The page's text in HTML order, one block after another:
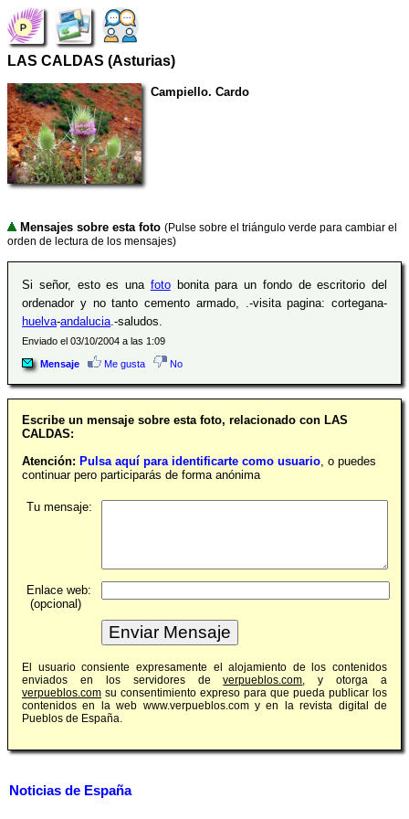
LAS CALDAS (Asturias)
Campiello. Cardo
Mensajes sobre esta foto (Pulse sobre el triángulo verde para cambiar el
orden de lectura de los mensajes)
Si señor, esto es una fotobonita para un fondo de escritorio del
ordenador y no tanto cemento armado, .-visita pagina: cortegana-
huelva-andalucia.-saludos.
Enviado el 03/10/2004 a las 1:09
Mensaje Me gusta No
Escribe un mensaje sobre esta foto, relacionado con LAS
CALDAS:
Atención: Pulsa aquí para identificarte como usuario, o puedes
continuar pero participarás de forma anónima
Tu mensaje:
Enlace web:
(opcional)
El usuario consiente expresamente el alojamiento de los contenidos
enviados en los servidores deverpueblos.com, y otorga a
verpueblos.com su consentimiento expreso para que pueda publicar los
contenidos en la web www.verpueblos.com y en la revista digital de
Pueblos de España.
Noticias de España